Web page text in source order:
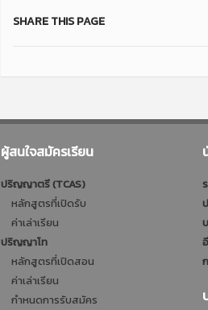
SHARE THIS PAGE
ผู้สนใจสมัครเรียน
ปริญญาตรี (TCAS)
หลักสูตรที่เปิดรับ
ค่าเล่าเรียน
ปริญญาโท
หลักสูตรที่เปิดสอน
ค่าเล่าเรียน
กำหนดการรับสมัคร